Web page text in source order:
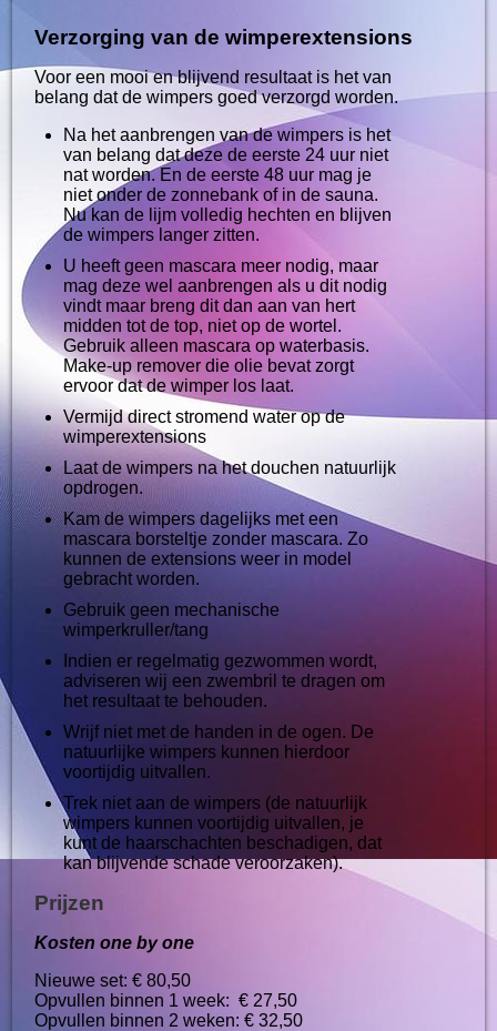
Verzorging van de wimperextensions
Voor een mooi en blijvend resultaat is het van
belang dat de wimpers goed verzorgd worden.
Na het aanbrengen van de wimpers is het
van belang dat deze de eerste 24 uur niet
nat worden. En de eerste 48 uur mag je
niet onder de zonnebank of in de sauna.
Nu kan de lijm volledig hechten en blijven
de wimpers langer zitten.
U heeft geen mascara meer nodig, maar
mag deze wel aanbrengen als u dit nodig
vindt maar breng dit dan aan van hert
midden tot de top, niet op de wortel.
Gebruik alleen mascara op waterbasis.
Make-up remover die olie bevat zorgt
ervoor dat de wimper los laat.
Vermijd direct stromend water op de
wimperextensions
Laat de wimpers na het douchen natuurlijk
opdrogen.
Kam de wimpers dagelijks met een
mascara borsteltje zonder mascara. Zo
kunnen de extensions weer in model
gebracht worden.
Gebruik geen mechanische
wimperkruller/tang
Indien er regelmatig gezwommen wordt,
adviseren wij een zwembril te dragen om
het resultaat te behouden.
Wrijf niet met de handen in de ogen. De
natuurlijke wimpers kunnen hierdoor
voortijdig uitvallen.
Trek niet aan de wimpers (de natuurlijk
wimpers kunnen voortijdig uitvallen, je
kunt de haarschachten beschadigen, dat
kan blijvende schade veroorzaken).
Prijzen
Kosten one by one
Nieuwe set: € 80,50
Opvullen binnen 1 week:€ 27,50
Opvullen binnen 2 weken: € 32,50